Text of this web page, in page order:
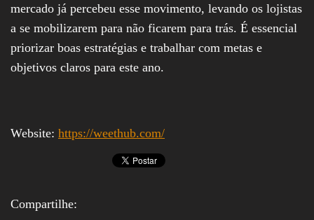
mercado já percebeu esse movimento, levando os lojistas
a se mobilizarem para não ficarem para trás. É essencial
priorizar boas estratégias e trabalhar com metas e
objetivos claros para este ano.
Website: https://weethub.com/
Compartilhe: